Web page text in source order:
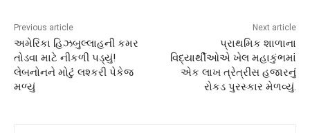
Previous article
અમેરિકા હિઝબુલ્લાહની કમર
તોડવા માટે નીકળી પડ્યું!
લેબનોનને મોટું લશ્કરી પેકેજ
મળ્યું
Next article
પ્રાથમિક શાળાના
વિદ્યાર્થીઓએ ખેલ મહાકુંભમાં
એક લાખ ત્રેત્રીસ હજારનું
રોકડ પુરસ્કાર મેળવ્યું.